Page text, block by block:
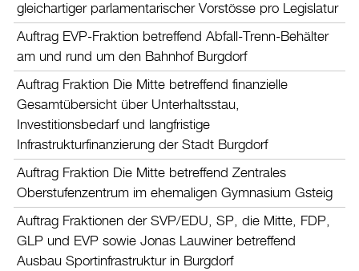
Sitzverteilung
Sitzungsdaten
Informationen & Kontakt
Parlamentarische Vorstösse/Aufträge
Stadtratsunterlagen
Sitzungsprotokolle
Referendum
Feier 100 Jahre Stadtrat
Kommissionen
Information & Formulare
Parteien
Grossrat
Abstimmungen und Wahlen
gleichartiger parlamentarischer Vorstösse pro Legislatur
Auftrag EVP-Fraktion betreffend Abfall-Trenn-Behälter
am und rund um den Bahnhof Burgdorf
Auftrag Fraktion Die Mitte betreffend finanzielle
Gesamtübersicht über Unterhaltsstau,
Investitionsbedarf und langfristige
Infrastrukturfinanzierung der Stadt Burgdorf
Auftrag Fraktion Die Mitte betreffend Zentrales
Oberstufenzentrum im ehemaligen Gymnasium Gsteig
Auftrag Fraktionen der SVP/EDU, SP, die Mitte, FDP,
GLP und EVP sowie Jonas Lauwiner betreffend
Ausbau Sportinfrastruktur in Burgdorf